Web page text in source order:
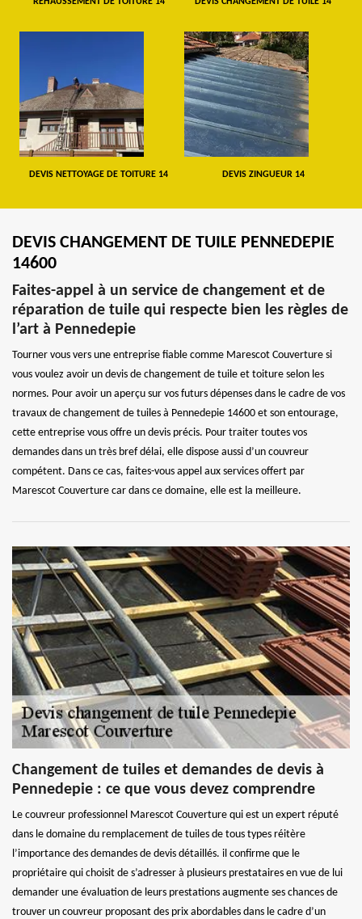
DEVIS NETTOYAGE DE TOITURE 14 DEVIS ZINGUEUR 14
DEVIS CHANGEMENT DE TUILE PENNEDEPIE
14600
Faites-appel à un service de changement et de
réparation de tuile qui respecte bien les règles de
l’art à Pennedepie
Tourner vous vers une entreprise fiable comme Marescot Couverture si
vous voulez avoir un devis de changement de tuile et toiture selon les
normes. Pour avoir un aperçu sur vos futurs dépenses dans le cadre de vos
travaux de changement de tuiles à Pennedepie 14600 et son entourage,
cette entreprise vous offre un devis précis. Pour traiter toutes vos
demandes dans un très bref délai, elle dispose aussi d’un couvreur
compétent. Dans ce cas, faites-vous appel aux services offert par
Marescot Couverture car dans ce domaine, elle est la meilleure.
Changement de tuiles et demandes de devis à
Pennedepie : ce que vous devez comprendre
Le couvreur professionnel Marescot Couverture qui est un expert réputé
dans le domaine du remplacement de tuiles de tous types réitère
l’importance des demandes de devis détaillés. il confirme que le
propriétaire qui choisit de s’adresser à plusieurs prestataires en vue de lui
demander une évaluation de leurs prestations augmente ses chances de
trouver un couvreur proposant des prix abordables dans le cadre d’un